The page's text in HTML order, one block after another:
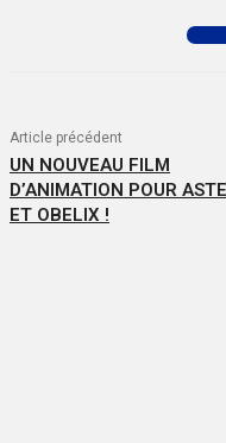
Article précédent
UN NOUVEAU FILM
D’ANIMATION POUR
ET OBELIX !